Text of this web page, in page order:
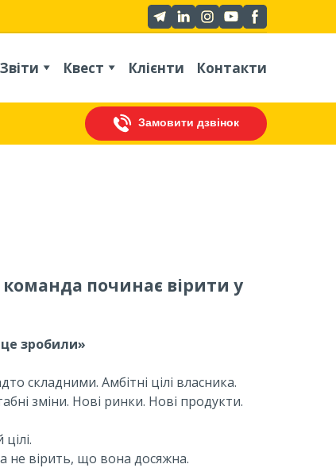
Звіти Квест Клієнти Контакти
Замовити дзвінок
команда починає вірити у
зробили»
складними. Амбітні цілі власника.
зміни. Нові ринки. Нові продукти.
вірить, що вона досяжна.